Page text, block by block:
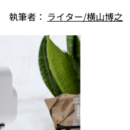
執筆者： ライター/横山博之